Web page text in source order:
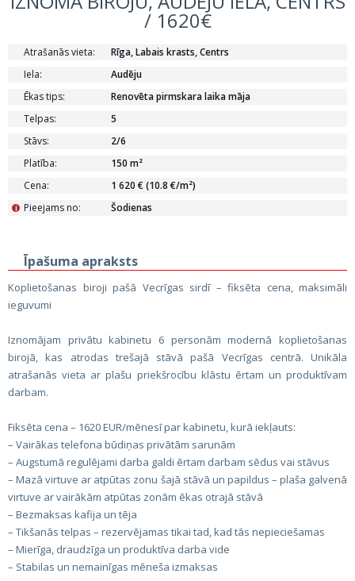
/ 1620€
Atrašanās vieta:
Rīga, Labais krasts, Centrs
Iela:
Audēju
Ēkas tips:
Renovēta pirmskara laika māja
Telpas:
5
Stāvs:
2/6
Platība:
150 m²
Cena:
1 620 € (10.8 €/m²)
Pieejams no:
i Šodienas
Īpašuma apraksts
Koplietošanas biroji pašā Vecrīgas sirdī – fiksēta cena, maksimāli
ieguvumi
Iznomājam privātu kabinetu 6 personām modernā koplietošanas
birojā, kas atrodas trešajā stāvā pašā Vecrīgas centrā. Unikāla
atrašanās vieta ar plašu priekšrocību klāstu ērtam un produktīvam
darbam.
Fiksēta cena – 1620 EUR/mēnesī par kabinetu, kurā iekļauts:
– Vairākas telefona būdiņas privātām sarunām
– Augstumā regulējami darba galdi ērtam darbam sēdus vai stāvus
– Mazā virtuve ar atpūtas zonu šajā stāvā un papildus – plaša galvenā
virtuve ar vairākām atpūtas zonām ēkas otrajā stāvā
– Bezmaksas kafija un tēja
– Tikšanās telpas – rezervējamas tikai tad, kad tās nepieciešamas
– Mierīga, draudzīga un produktīva darba vide
– Stabilas un nemainīgas mēneša izmaksas